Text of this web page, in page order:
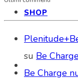
SHOP
su Be
Be Charge